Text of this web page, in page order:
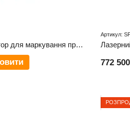
Професійний маркіратор для маркування продукції Anser X1 (1 голова)
Артикул:
772